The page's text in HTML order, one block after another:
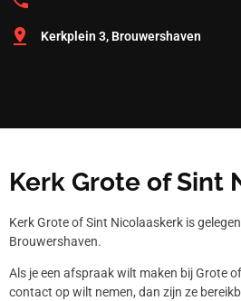
Kerkplein 3, Brouwershaven
Kerk Grote of Sint
Kerk Grote of Sint Nicolaaskerk is
Brouwershaven.
Als je een afspraak wilt maken bij Grote
contact op wilt nemen, dan zijn ze